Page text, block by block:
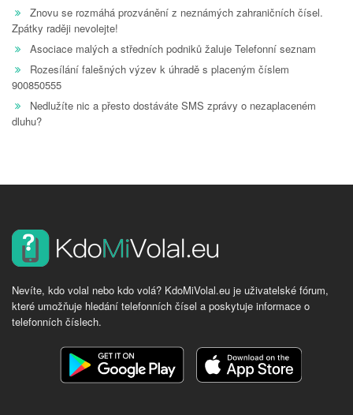
Znovu se rozmáhá prozvánění z neznámých zahraničních čísel.
Zpátky raději nevolejte!
Asociace malých a středních podniků žaluje Telefonní seznam
Rozesílání falešných výzev k úhradě s placeným číslem
900850555
Nedlužíte nic a přesto dostáváte SMS zprávy o nezaplaceném
dluhu?
Nevíte, kdo volal nebo kdo volá? KdoMiVolal.eu je uživatelské fórum,
které umožňuje hledání telefonních čísel a poskytuje informace o
telefonních číslech.